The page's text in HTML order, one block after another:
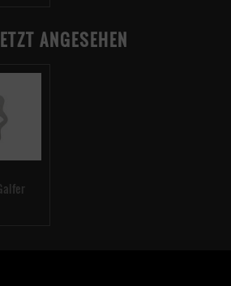
ANGESEHEN